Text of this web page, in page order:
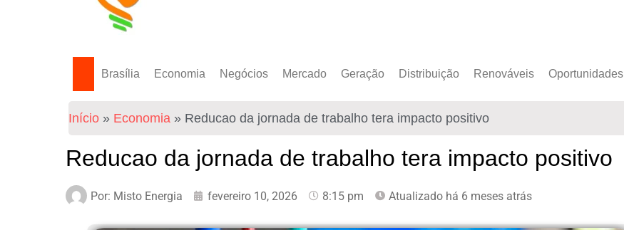
Brasília Economia
Tecnologia
Negócios
Empresas
Investimentos
Mercado
Mercado Livre
Geração
Autoprodução
Eólica
Distribuição Renováveis
Sustentabilidade
Hidrogênio Verde
Mobilidade Elétrica
Transição Energética
Oportunidades
Eventos
Início » Economia » Reducao da jornada de trabalho tera impacto positivo
Reducao da jornada de trabalho tera impacto positivo
Por: Misto Energia fevereiro 10, 2026 8:15 pm Atualizado há 6 meses atrás